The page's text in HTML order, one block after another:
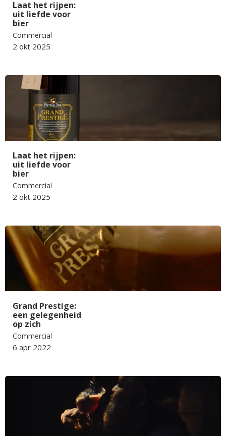
Laat het rijpen:
uit liefde voor
bier
Commercial
2 okt 2025
Laat het rijpen:
uit liefde voor
bier
Commercial
2 okt 2025
Grand Prestige:
een gelegenheid
op zich
Commercial
6 apr 2022